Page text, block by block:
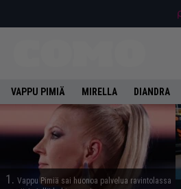
VAPPU PIMIÄ MIRELLA DIANDRA
1. Vappu Pimiä sai huonoa palvelua ravintolassa